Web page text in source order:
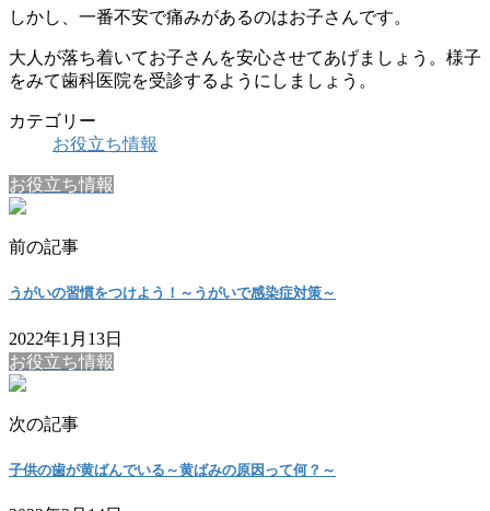
しかし、一番不安で痛みがあるのはお子さんです。
大人が落ち着いてお子さんを安心させてあげましょう。様子
をみて歯科医院を受診するようにしましょう。
カテゴリー
お役立ち情報
お役立ち情報
前の記事
うがいの習慣をつけよう！～うがいで感染症対策～
2022年1月13日
お役立ち情報
次の記事
子供の歯が黄ばんでいる～黄ばみの原因って何？～